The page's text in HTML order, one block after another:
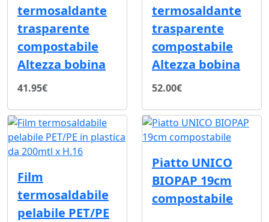
termosaldante
trasparente
compostabile
Altezza bobina
41.95€
termosaldante
trasparente
compostabile
Altezza bobina
52.00€
Film
termosaldabile
pelabile PET/PE
Piatto UNICO
BIOPAP 19cm
compostabile